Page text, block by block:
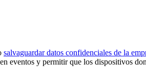
salvaguardar datos confidenciales de la
y permitir que los dispositivos